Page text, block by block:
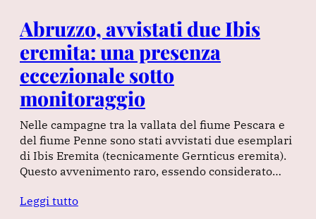
Abruzzo, avvistati due Ibis
eremita: una presenza
eccezionale sotto
monitoraggio
Nelle campagne tra la vallata del fiume Pescara e
del fiume Penne sono stati avvistati due esemplari
di Ibis Eremita (tecnicamente Gernticus eremita).
Questo avvenimento raro, essendo considerato…
Leggi tutto